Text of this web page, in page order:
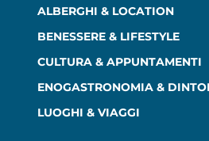
ALBERGHI & LOCATION
BENESSERE & LIFESTYLE
CULTURA & APPUNTAMENTI
ENOGASTRONOMIA &
LUOGHI & VIAGGI